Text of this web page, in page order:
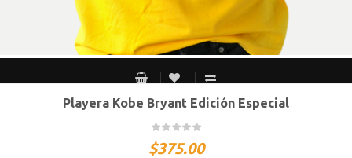
CH M G XG XXG
Playera Kobe Bryant Edición Especial
$375.00